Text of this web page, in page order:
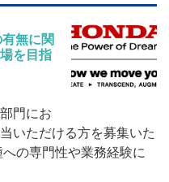
無に関
を目指
門にお
いただける方を募集いた
の専門性や業務経験に